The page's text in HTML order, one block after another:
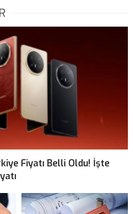
Fiyatı Belli Oldu! İşte